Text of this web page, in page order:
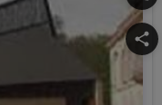
share